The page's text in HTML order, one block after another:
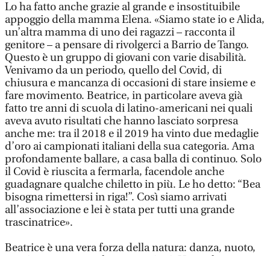
Lo ha fatto anche grazie al grande e insostituibile
appoggio della mamma Elena. «Siamo state io e Alida,
un’altra mamma di uno dei ragazzi – racconta il
genitore – a pensare di rivolgerci a Barrio de Tango.
Questo è un gruppo di giovani con varie disabilità.
Venivamo da un periodo, quello del Covid, di
chiusura e mancanza di occasioni di stare insieme e
fare movimento. Beatrice, in particolare aveva già
fatto tre anni di scuola di latino-americani nei quali
aveva avuto risultati che hanno lasciato sorpresa
anche me: tra il 2018 e il 2019 ha vinto due medaglie
d’oro ai campionati italiani della sua categoria. Ama
profondamente ballare, a casa balla di continuo. Solo
il Covid è riuscita a fermarla, facendole anche
guadagnare qualche chiletto in più. Le ho detto: “Bea
bisogna rimettersi in riga!”. Così siamo arrivati
all’associazione e lei è stata per tutti una grande
trascinatrice».
Beatrice è una vera forza della natura: danza, nuoto,